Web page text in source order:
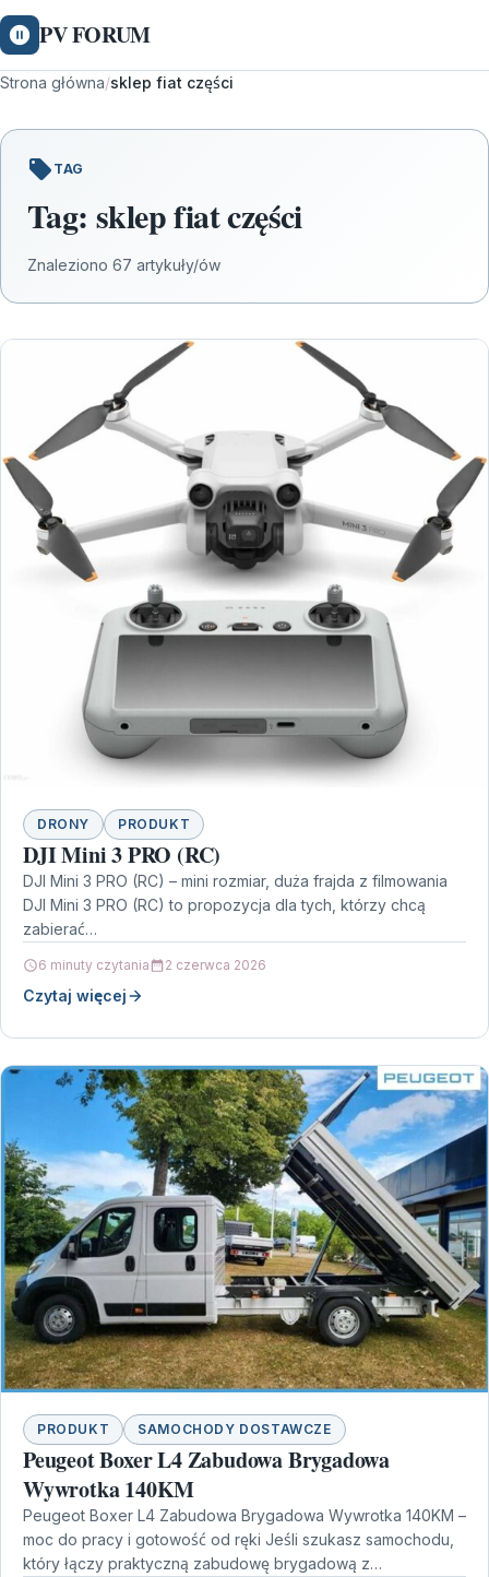
PV FORUM
Strona główna/sklep fiat części
TAG
Tag: sklep fiat części
Znaleziono 67 artykuły/ów
DRONY PRODUKT
DJI Mini 3 PRO (RC)
DJI Mini 3 PRO (RC) – mini rozmiar, duża frajda z filmowania
DJI Mini 3 PRO (RC) to propozycja dla tych, którzy chcą
zabierać…
6 minuty czytania 2 czerwca 2026
Czytaj więcej
PRODUKT SAMOCHODY DOSTAWCZE
Peugeot Boxer L4 Zabudowa Brygadowa
Wywrotka 140KM
Peugeot Boxer L4 Zabudowa Brygadowa Wywrotka 140KM –
moc do pracy i gotowość od ręki Jeśli szukasz samochodu,
który łączy praktyczną zabudowę brygadową z…